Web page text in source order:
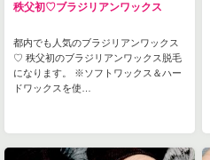
秩父初♡ブラジリアンワックス
都内でも人気のブラジリアンワックス
♡ 秩父初のブラジリアンワックス脱毛
になります。 ※ソフトワックス＆ハー
ドワックスを使…